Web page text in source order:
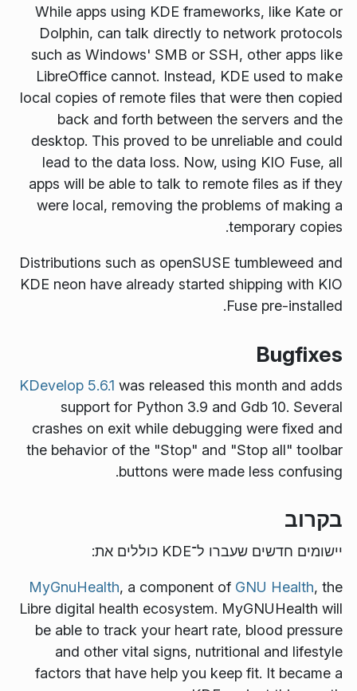
While apps using KDE frameworks, like Kate or
Dolphin, can talk directly to network protocols
such as Windows' SMB or SSH, other apps like
LibreOffice cannot. Instead, KDE used to make
local copies of remote files that were then copied
back and forth between the servers and the
desktop. This proved to be unreliable and could
lead to the data loss. Now, using KIO Fuse, all
apps will be able to talk to remote files as if they
were local, removing the problems of making a
temporary copies.
Distributions such as openSUSE tumbleweed and
KDE neon have already started shipping with KIO
Fuse pre-installed.
Bugfixes
KDevelop 5.6.1 was released this month and adds
support for Python 3.9 and Gdb 10. Several
crashes on exit while debugging were fixed and
the behavior of the "Stop" and "Stop all" toolbar
buttons were made less confusing.
בקרוב
יישומים חדשים שעברו ל־KDE כוללים את:
MyGnuHealth, a component of GNU Health, the
Libre digital health ecosystem. MyGNUHealth will
be able to track your heart rate, blood pressure
and other vital signs, nutritional and lifestyle
factors that have help you keep fit. It became a